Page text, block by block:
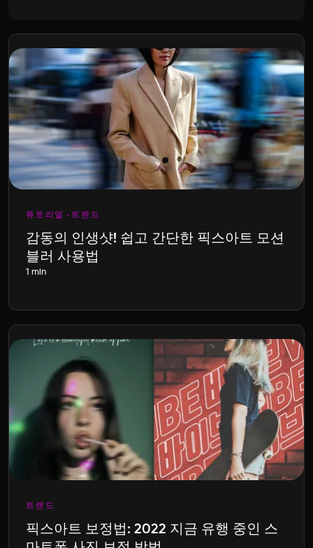
튜토리얼 트렌드
감동의 인생샷! 쉽고 간단한 픽스아트 모션
블러 사용법
1 min
트렌드
픽스아트 보정법: 2022 지금 유행 중인 스